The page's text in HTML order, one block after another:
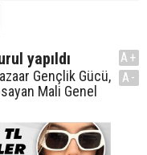
yapıldı
Gençlik Gücü,
Mali Genel
A+
A-